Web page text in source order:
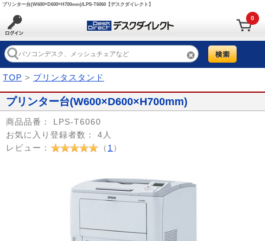
プリンター台(W600×D600×H700mm)/LPS-T6060【デスクダイレクト】
0
TOP > プリンタスタンド
プリンター台(W600×D600×H700mm)
商品品番：
LPS-T6060
お気に入り登録者数：
4人
レビュー：
（ 1 ）